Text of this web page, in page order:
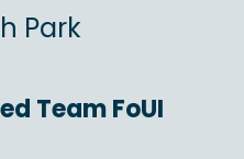
Park
Team FoUI